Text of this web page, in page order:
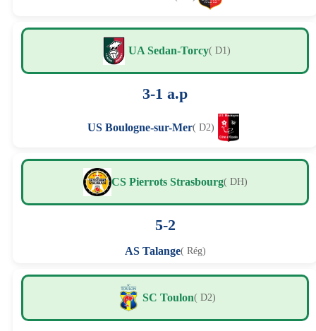
UA Sedan-Torcy( D1)
3-1 a.p
US Boulogne-sur-Mer( D2)
CS Pierrots Strasbourg( DH)
5-2
AS Talange( Rég)
SC Toulon( D2)